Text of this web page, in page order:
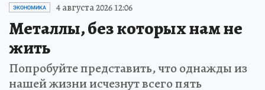
ЭКОНОМИКА 4 августа 2026 12:06
Металлы, без которых нам не
жить
Попробуйте представить, что однажды из
нашей жизни исчезнут всего пять